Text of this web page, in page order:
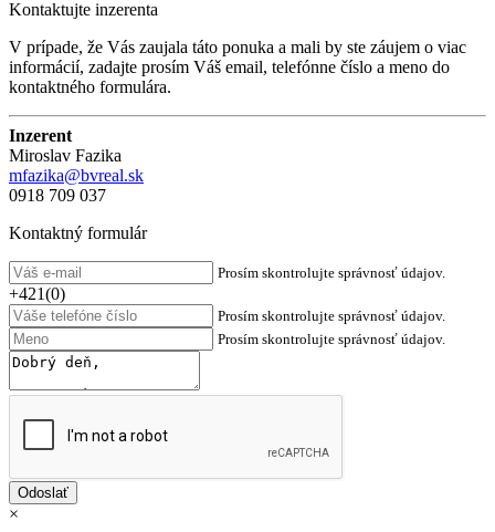
Kontaktujte inzerenta
V prípade, že Vás zaujala táto ponuka a mali by ste záujem o viac
informácií, zadajte prosím Váš email, telefónne číslo a meno do
kontaktného formulára.
Inzerent
Miroslav Fazika
mfazika@bvreal.sk
0918 709 037
Kontaktný formulár
Prosím skontrolujte správnosť údajov.
+421(0)
Prosím skontrolujte správnosť údajov.
Prosím skontrolujte správnosť údajov.
×